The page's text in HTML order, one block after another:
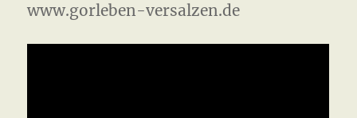
www.gorleben-versalzen.de